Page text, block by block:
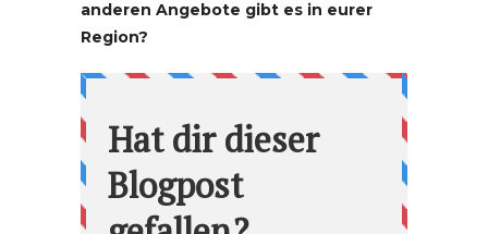
anderen Angebote gibt es in eurer
Region?